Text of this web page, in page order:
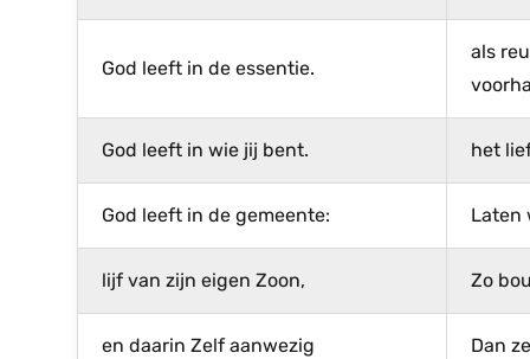
God leeft in de essentie.
als
God leeft in wie jij bent. het
God leeft in de gemeente: Laten
lijf van zijn eigen Zoon, Zo
en daarin Zelf aanwezig Dan